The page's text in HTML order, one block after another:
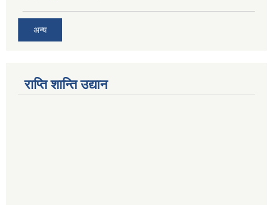
अन्य
राप्ति शान्ति उद्यान